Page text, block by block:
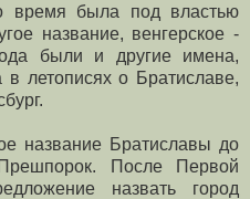
время была под властью
название, венгерское -
были и другие имена,
в летописях о Братиславе,
название Братиславы до
После Первой
назвать город